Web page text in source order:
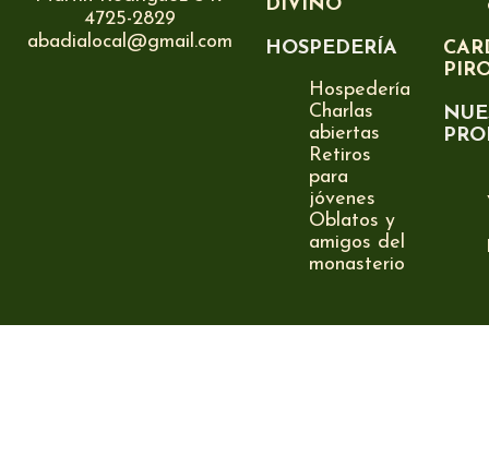
4725-2829
abadialocal@gmail.com
DIVINO
HOSPEDERÍA
Hospedería
Charlas
abiertas
Retiros
para
jóvenes
Oblatos y
amigos del
monasterio